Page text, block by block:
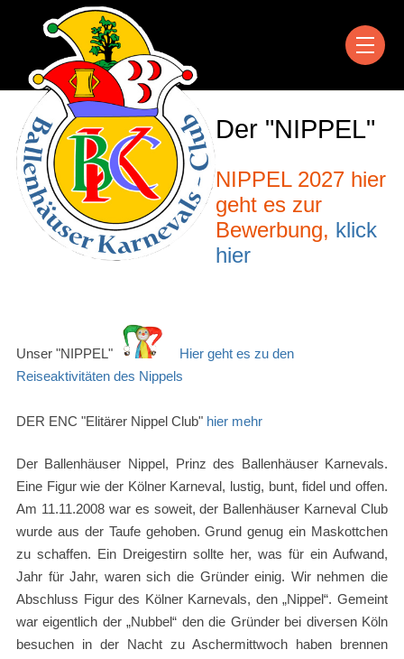
Der "NIPPEL"
NIPPEL 2027 hier
geht es zur
Bewerbung, klick
hier
Unser "NIPPEL"
Hier geht es zu den
Reiseaktivitäten des Nippels
DER ENC "Elitärer Nippel Club" hier mehr
Der Ballenhäuser Nippel, Prinz des Ballenhäuser Karnevals.
Eine Figur wie der Kölner Karneval, lustig, bunt, fidel und offen.
Am 11.11.2008 war es soweit, der Ballenhäuser Karneval Club
wurde aus der Taufe gehoben. Grund genug ein Maskottchen
zu schaffen. Ein Dreigestirn sollte her, was für ein Aufwand,
Jahr für Jahr, waren sich die Gründer einig. Wir nehmen die
Abschluss Figur des Kölner Karnevals, den „Nippel“. Gemeint
war eigentlich der „Nubbel“ den die Gründer bei diversen Köln
besuchen in der Nacht zu Aschermittwoch haben brennen